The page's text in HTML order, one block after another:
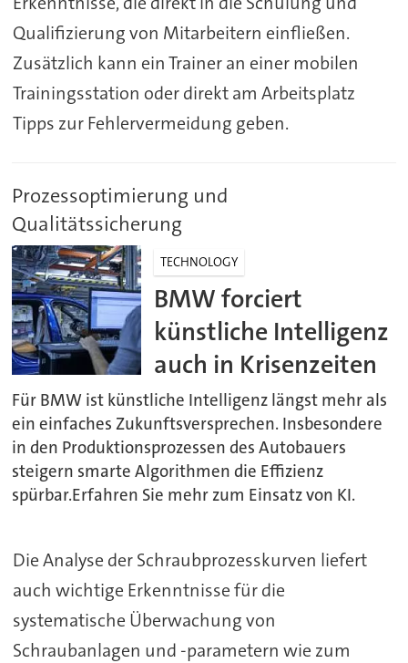
Qualifizierung von Mitarbeitern einfließen.
Zusätzlich kann ein Trainer an einer mobilen
Trainingsstation oder direkt am Arbeitsplatz
Tipps zur Fehlervermeidung geben.
Prozessoptimierung und
Qualitätssicherung
TECHNOLOGY
BMW forciert
künstliche Intelligenz
auch in Krisenzeiten
Für BMW ist künstliche Intelligenz längst mehr als
ein einfaches Zukunftsversprechen. Insbesondere
in den Produktionsprozessen des Autobauers
steigern smarte Algorithmen die Effizienz
spürbar.Erfahren Sie mehr zum Einsatz von KI.
Die Analyse der Schraubprozesskurven liefert
auch wichtige Erkenntnisse für die
systematische Überwachung von
Schraubanlagen und -parametern wie zum